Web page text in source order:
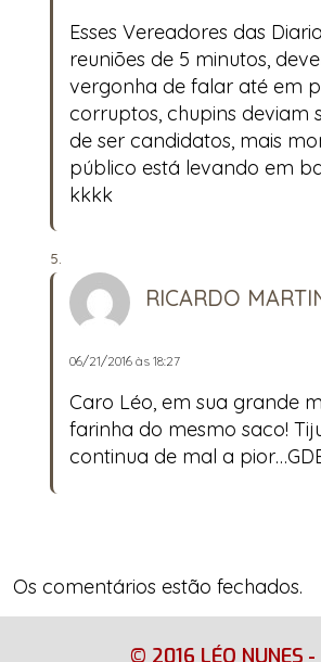
Esses Vereadores das
reuniões de 5 minutos,
vergonha de falar até em
corruptos, chupins deviam
de ser candidatos, mais
público está levando em
kkkk
RICARDO
06/21/2016 às 18:27
Caro Léo, em sua grande
farinha do mesmo saco!
continua de mal a
Os comentários estão fechados.
© 2016 LÉO NUNES -